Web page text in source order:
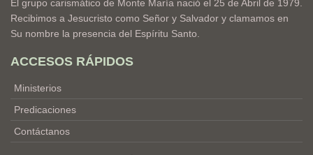
El grupo carismático de Monte María nació el 25 de Abril de 1979.
Recibimos a Jesucristo como Señor y Salvador y clamamos en
Su nombre la presencia del Espíritu Santo.
ACCESOS RÁPIDOS
Ministerios
Predicaciones
Contáctanos